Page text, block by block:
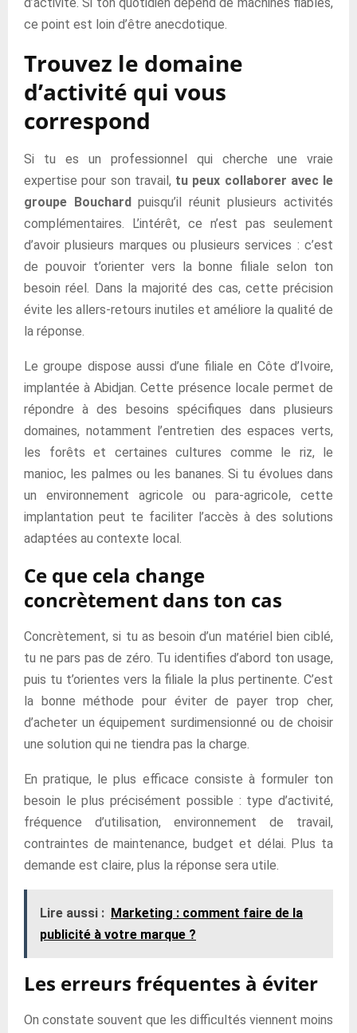
ce point est loin d’être anecdotique.
Trouvez le domaine
d’activité qui vous
correspond
Si tu es un professionnel qui cherche une vraie
expertise pour son travail, tu peux collaborer avec le
groupe Bouchardpuisqu’il réunit plusieurs activités
complémentaires. L’intérêt, ce n’est pas seulement
d’avoir plusieurs marques ou plusieurs services : c’est
de pouvoir t’orienter vers la bonne filiale selon ton
besoin réel. Dans la majorité des cas, cette précision
évite les allers-retours inutiles et améliore la qualité de
la réponse.
Le groupe dispose aussi d’une filiale en Côte d’Ivoire,
implantée à Abidjan. Cette présence locale permet de
répondre à des besoins spécifiques dans plusieurs
domaines, notamment l’entretien des espaces verts,
les forêts et certaines cultures comme le riz, le
manioc, les palmes ou les bananes. Si tu évolues dans
un environnement agricole ou para-agricole, cette
implantation peut te faciliter l’accès à des solutions
adaptées au contexte local.
Ce que cela change
concrètement dans ton cas
Concrètement, si tu as besoin d’un matériel bien ciblé,
tu ne pars pas de zéro. Tu identifies d’abord ton usage,
puis tu t’orientes vers la filiale la plus pertinente. C’est
la bonne méthode pour éviter de payer trop cher,
d’acheter un équipement surdimensionné ou de choisir
une solution qui ne tiendra pas la charge.
En pratique, le plus efficace consiste à formuler ton
besoin le plus précisément possible : type d’activité,
fréquence d’utilisation, environnement de travail,
contraintes de maintenance, budget et délai. Plus ta
demande est claire, plus la réponse sera utile.
Lire aussi : Marketing : comment faire de la
publicité à votre marque ?
Les erreurs fréquentes à éviter
On constate souvent que les difficultés viennent moins